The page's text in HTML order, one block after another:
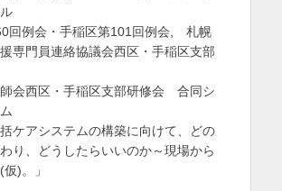
回例会・手稲区第101回例会, 札幌
専門員連絡協議会西区・手稲区支部
会西区・手稲区支部研修会 合同シ
括ケアシステムの構築に向けて、どの
り、どうしたらいいのか～現場から
)。」